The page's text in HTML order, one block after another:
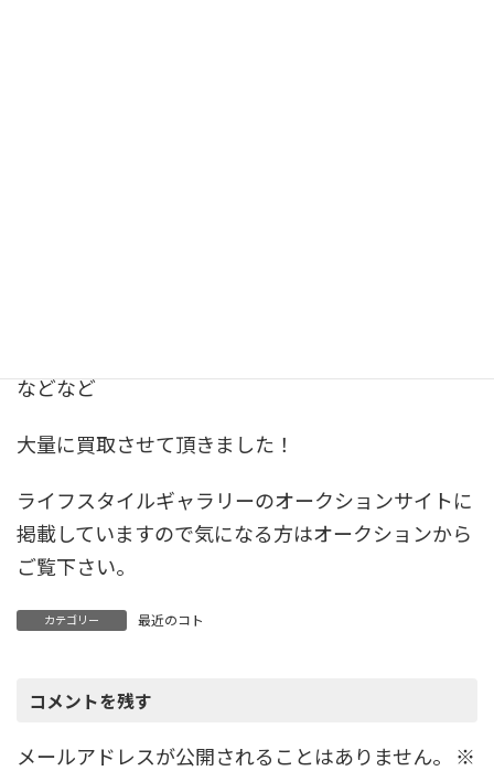
などなど
大量に買取させて頂きました！
ライフスタイルギャラリーのオークションサイトに
掲載していますので気になる方はオークションから
ご覧下さい。
カテゴリー 最近のコト
コメントを残す
メールアドレスが公開されることはありません。
※